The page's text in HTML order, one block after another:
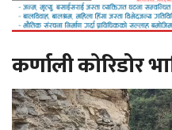
कर्णाली काेरिडोर